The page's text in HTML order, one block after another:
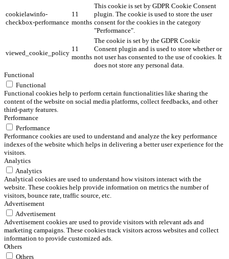
cookielawinfo-
checkbox-performance
11
months
This cookie is set by GDPR Cookie Consent
plugin. The cookie is used to store the user
consent for the cookies in the category
"Performance".
viewed_cookie_policy
11
months
The cookie is set by the GDPR Cookie
Consent plugin and is used to store whether or
not user has consented to the use of cookies. It
does not store any personal data.
Functional
Functional
Functional cookies help to perform certain functionalities like sharing the
content of the website on social media platforms, collect feedbacks, and other
third-party features.
Performance
Performance
Performance cookies are used to understand and analyze the key performance
indexes of the website which helps in delivering a better user experience for the
visitors.
Analytics
Analytics
Analytical cookies are used to understand how visitors interact with the
website. These cookies help provide information on metrics the number of
visitors, bounce rate, traffic source, etc.
Advertisement
Advertisement
Advertisement cookies are used to provide visitors with relevant ads and
marketing campaigns. These cookies track visitors across websites and collect
information to provide customized ads.
Others
Others